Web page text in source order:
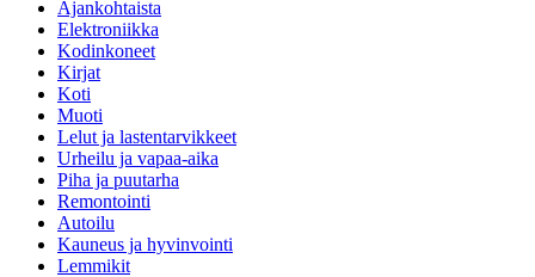
Ajankohtaista
Elektroniikka
Kodinkoneet
Kirjat
Koti
Muoti
Lelut ja lastentarvikkeet
Urheilu ja vapaa-aika
Piha ja puutarha
Remontointi
Autoilu
Kauneus ja hyvinvointi
Lemmikit